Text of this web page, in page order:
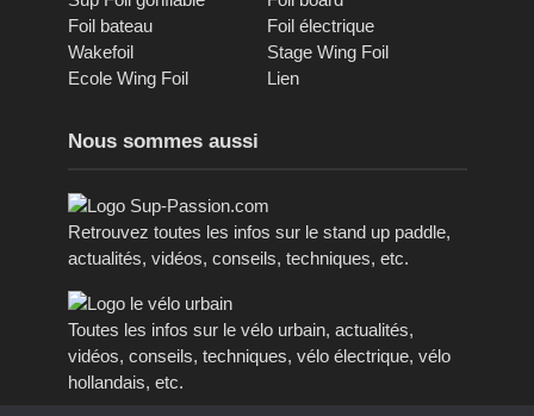
Foil bateau
Foil électrique
Wakefoil
Stage Wing Foil
Ecole Wing Foil
Lien
Nous sommes aussi
Retrouvez toutes les infos sur le stand up paddle,
actualités, vidéos, conseils, techniques, etc.
Toutes les infos sur le vélo urbain, actualités,
vidéos, conseils, techniques, vélo électrique, vélo
hollandais, etc.